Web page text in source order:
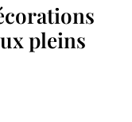
pleins